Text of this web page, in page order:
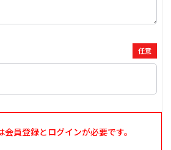
任意
員登録とログインが必要です。